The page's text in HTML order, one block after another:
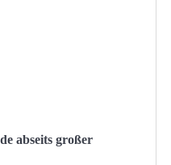
abseits großer